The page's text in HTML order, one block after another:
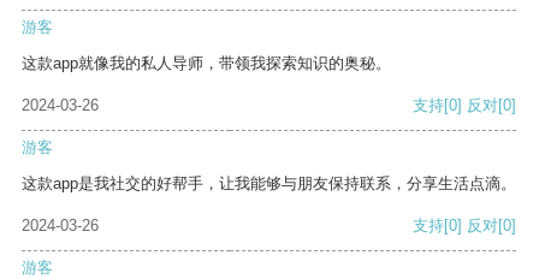
游客
这款app就像我的私人导师，带领我探索知识的奥秘。
2024-03-26 支持[0] 反对[0]
游客
这款app是我社交的好帮手，让我能够与朋友保持联系，分享生活点滴。
2024-03-26 支持[0] 反对[0]
游客